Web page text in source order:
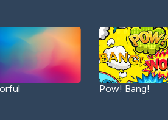
Pow! Bang!